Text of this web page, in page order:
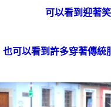
可以看到迎著
也可以看到許多穿著傳統